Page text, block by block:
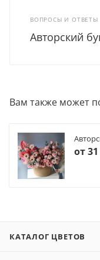
ВОПРОСЫ И ОТВЕТЫ
Авторский
Вам также может
от
КАТАЛОГ ЦВЕТОВ